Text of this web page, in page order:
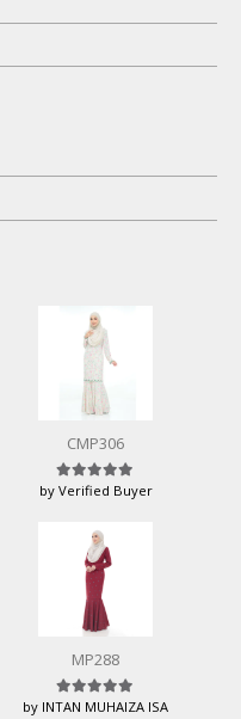
CMP306
Rated5 out of 5
by Verified Buyer
MP288
Rated5out of 5
by INTAN MUHAIZA ISA